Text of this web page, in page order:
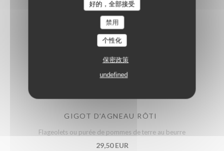
好的，全部接受
禁用
个性化
保密政策
undefined
29,50 EUR
TÊTE DE VEAU RAVIGOTE
29,50 EUR
Les plats du jour du samedi
GIGOT D’AGNEAU RÔTI
Flageolets ou purée de pommes de terre au beurre
29,50 EUR